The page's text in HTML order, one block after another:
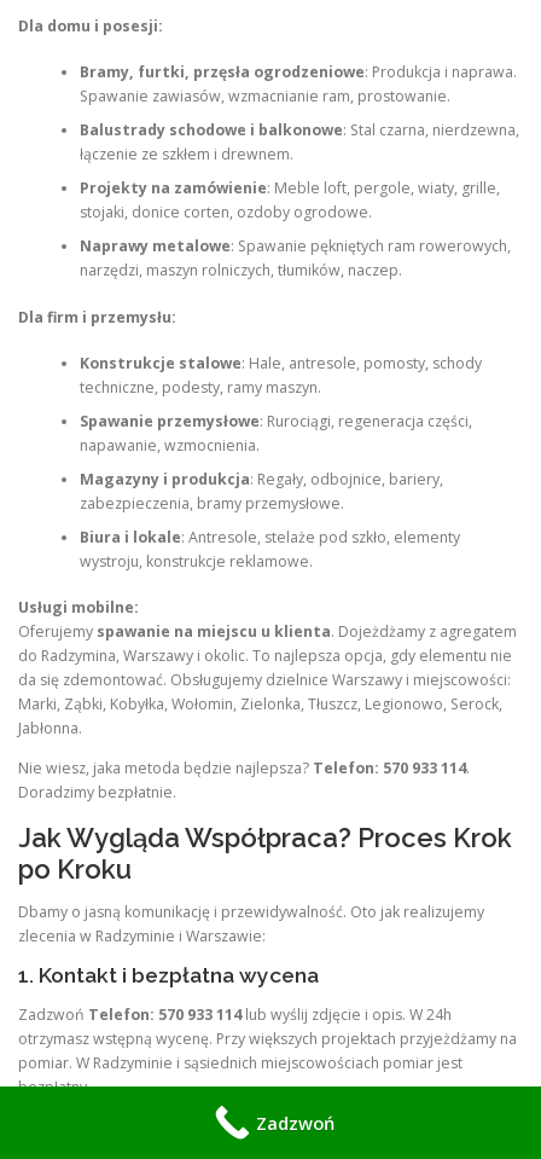
Dla domu i posesji:
Bramy, furtki, przęsła ogrodzeniowe: Produkcja i naprawa.
Spawanie zawiasów, wzmacnianie ram, prostowanie.
Balustrady schodowe i balkonowe: Stal czarna, nierdzewna,
łączenie ze szkłem i drewnem.
Projekty na zamówienie: Meble loft, pergole, wiaty, grille,
stojaki, donice corten, ozdoby ogrodowe.
Naprawy metalowe: Spawanie pękniętych ram rowerowych,
narzędzi, maszyn rolniczych, tłumików, naczep.
Dla firm i przemysłu:
Konstrukcje stalowe: Hale, antresole, pomosty, schody
techniczne, podesty, ramy maszyn.
Spawanie przemysłowe: Rurociągi, regeneracja części,
napawanie, wzmocnienia.
Magazyny i produkcja: Regały, odbojnice, bariery,
zabezpieczenia, bramy przemysłowe.
Biura i lokale: Antresole, stelaże pod szkło, elementy
wystroju, konstrukcje reklamowe.
Usługi mobilne:
Oferujemy spawanie na miejscu u klienta. Dojeżdżamy z agregatem
do Radzymina, Warszawy i okolic. To najlepsza opcja, gdy elementu nie
da się zdemontować. Obsługujemy dzielnice Warszawy i miejscowości:
Marki, Ząbki, Kobyłka, Wołomin, Zielonka, Tłuszcz, Legionowo, Serock,
Jabłonna.
Nie wiesz, jaka metoda będzie najlepsza? Telefon: 570 933 114.
Doradzimy bezpłatnie.
Jak Wygląda Współpraca? Proces Krok
po Kroku
Dbamy o jasną komunikację i przewidywalność. Oto jak realizujemy
zlecenia w Radzyminie i Warszawie:
1. Kontakt i bezpłatna wycena
Zadzwoń Telefon: 570 933 114lub wyślij zdjęcie i opis. W 24h
otrzymasz wstępną wycenę. Przy większych projektach przyjeżdżamy na
pomiar. W Radzyminie i sąsiednich miejscowościach pomiar jest
bezpłatny.
2. Doradztwo i projekt Zadzwoń